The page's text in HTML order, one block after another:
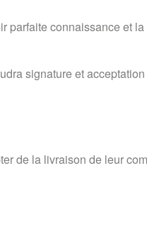
parfaite connaissance et
signature et
de la livraison de leur